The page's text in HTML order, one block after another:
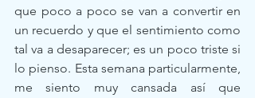
que poco a poco se van a convertir en
un recuerdo y que el sentimiento como
tal va a desaparecer; es un poco triste si
lo pienso. Esta semana particularmente,
me siento muy cansada así que